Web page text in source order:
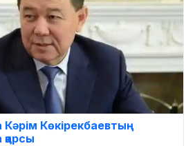
Көкірекбаевтың